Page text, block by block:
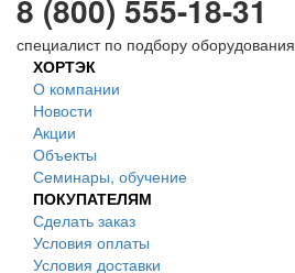
8 (800) 555-18-31
специалист по подбору оборудования
ХОРТЭК
О компании
Новости
Акции
Объекты
Семинары, обучение
ПОКУПАТЕЛЯМ
Сделать заказ
Условия оплаты
Условия доставки